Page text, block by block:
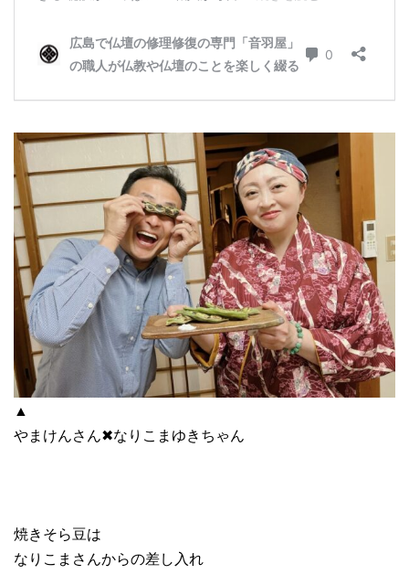
▲
やまけんさん✖︎なりこまゆきちゃん
焼きそら豆は
なりこまさんからの差し入れ